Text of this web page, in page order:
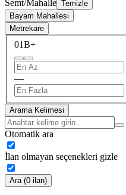
Semt/Mahalle Temizle
Bayam Mahallesi
Metrekare
01B+
—
Arama Kelimesi
Otomatik ara
İlan olmayan seçenekleri gizle
Ara (0 ilan)